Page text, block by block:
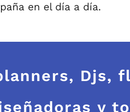
en el día a día.
Djs,
y